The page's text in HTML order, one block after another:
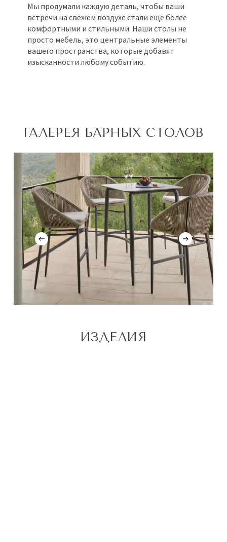
Мы продумали каждую деталь, чтобы ваши
встречи на свежем воздухе стали еще более
комфортными и стильными. Наши столы не
просто мебель, это центральные элементы
вашего пространства, которые добавят
изысканности любому событию.
ГАЛЕРЕЯ БАРНЫХ СТОЛОВ
ИЗДЕЛИЯ